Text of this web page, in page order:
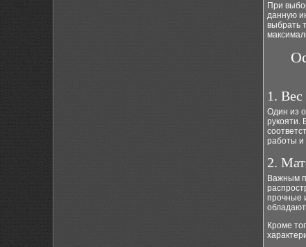
При
данную
выбрать
1.
Один из
рукояти.
работы и
2.
Важным
прочные
Кроме